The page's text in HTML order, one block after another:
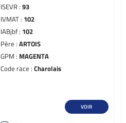
ISEVR :93
IVMAT : 102
IABjbf : 102
Père :ARTOIS
GPM : MAGENTA
Code race :Charolais
VOIR